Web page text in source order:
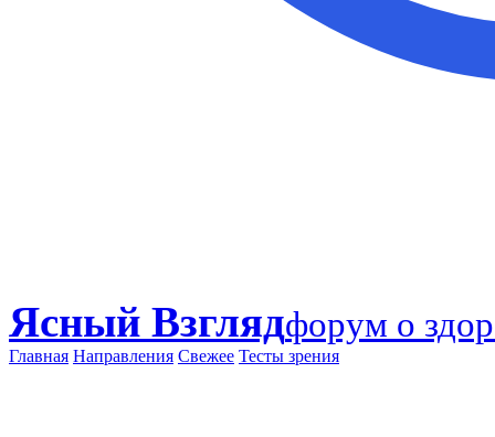
Ясный Взглядфорум о
Главная Направления Свежее Тесты зрения